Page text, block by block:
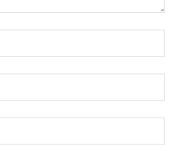
:*
:*
: